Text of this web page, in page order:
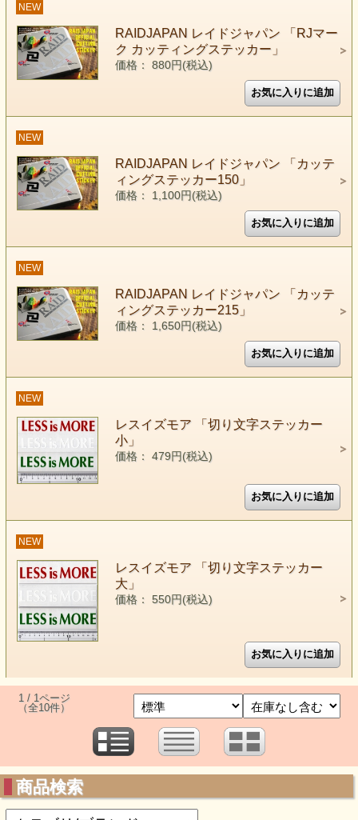
NEW
RAIDJAPAN レイドジャパン 「RJマー
ク カッティングステッカー」
価格： 880円(税込)
NEW
RAIDJAPAN レイドジャパン 「カッテ
ィングステッカー150」
価格： 1,100円(税込)
NEW
RAIDJAPAN レイドジャパン 「カッテ
ィングステッカー215」
価格： 1,650円(税込)
NEW
レスイズモア 「切り文字ステッカー
小」
価格： 479円(税込)
NEW
レスイズモア 「切り文字ステッカー
大」
価格： 550円(税込)
1 / 1ページ
（全10件）
商品検索